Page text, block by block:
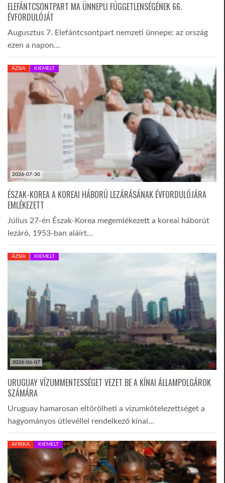
LATIMO.HU
ELEFÁNTCSONTPART MA ÜNNEPLI FÜGGETLENSÉGÉNEK 66.
ÉVFORDULÓJÁT
Augusztus 7. Elefántcsontpart nemzeti ünnepe: az ország
ezen a napon…
2026-07-30
ÁZSIA KIEMELT
ÉSZAK-KOREA A KOREAI HÁBORÚ LEZÁRÁSÁNAK ÉVFORDULÓJÁRA
EMLÉKEZETT
Július 27-én Észak-Korea megemlékezett a koreai háborút
lezáró, 1953-ban aláírt…
2026-06-07
ÁZSIA KIEMELT
URUGUAY VÍZUMMENTESSÉGET VEZET BE A KÍNAI ÁLLAMPOLGÁROK
SZÁMÁRA
Uruguay hamarosan eltörölheti a vízumkötelezettséget a
hagyományos útlevéllel rendelkező kínai…
AFRIKA KIEMELT